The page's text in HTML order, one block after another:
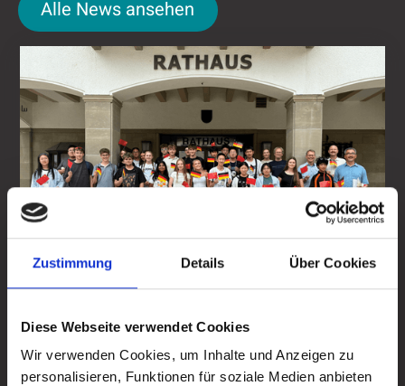
Zustimmung Details Über Cookies
Diese Webseite verwendet Cookies
Wir verwenden Cookies, um Inhalte und Anzeigen zu
personalisieren, Funktionen für soziale Medien anbieten
Alle News ansehen
Alle News ansehen
Nǐ hǎo in Attendorn
Nǐ hǎo in Attendorn